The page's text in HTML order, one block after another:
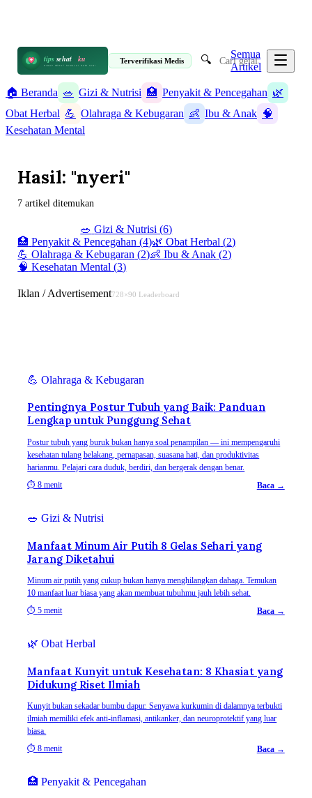
tipssehat ku
HIDUP SEHAT DIMULAI DARI SINI
Terverifikasi Medis 🔍
Semua
Artikel
🏠 Beranda 🥗 Gizi & Nutrisi 🏥 Penyakit & Pencegahan 🌿
Obat Herbal 💪 Olahraga & Kebugaran 👶 Ibu & Anak 🧠
Kesehatan Mental
Hasil: "nyeri"
7 artikel ditemukan
🥗 Gizi & Nutrisi (6)
🏥 Penyakit & Pencegahan (4)🌿 Obat Herbal (2)
💪 Olahraga & Kebugaran (2)👶 Ibu & Anak (2)
🧠 Kesehatan Mental (3)
Iklan / Advertisement728×90 Leaderboard
💪 Olahraga & Kebugaran
Pentingnya Postur Tubuh yang Baik: Panduan
Lengkap untuk Punggung Sehat
Postur tubuh yang buruk bukan hanya soal penampilan — ini mempengaruhi
kesehatan tulang belakang, pernapasan, suasana hati, dan produktivitas
harianmu. Pelajari cara duduk, berdiri, dan bergerak dengan benar.
⏱8 menit Baca →
🥗 Gizi & Nutrisi
Manfaat Minum Air Putih 8 Gelas Sehari yang
Jarang Diketahui
Minum air putih yang cukup bukan hanya menghilangkan dahaga. Temukan
10 manfaat luar biasa yang akan membuat tubuhmu jauh lebih sehat.
⏱5 menit Baca →
🌿 Obat Herbal
Manfaat Kunyit untuk Kesehatan: 8 Khasiat yang
Didukung Riset Ilmiah
Kunyit bukan sekadar bumbu dapur. Senyawa kurkumin di dalamnya terbukti
ilmiah memiliki efek anti-inflamasi, antikanker, dan neuroprotektif yang luar
biasa.
⏱8 menit Baca →
🏥 Penyakit & Pencegahan